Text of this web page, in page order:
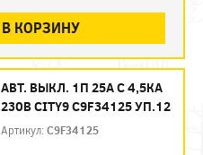
В КОРЗИНУ
АВТ. ВЫКЛ. 1П 25А С 4,5КА
230В CITY9 C9F34125 УП.12
Артикул:C9F34125